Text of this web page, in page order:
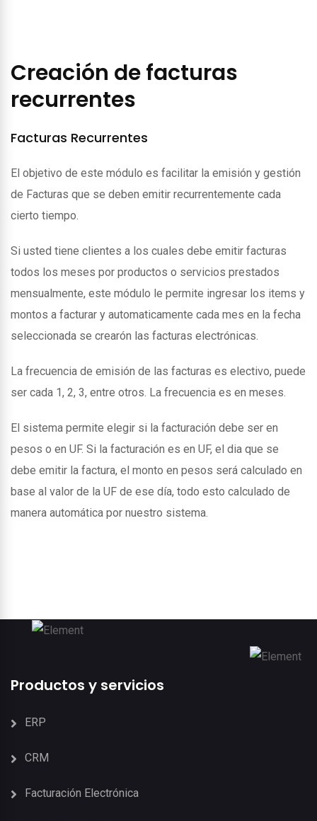
Creación de facturas
recurrentes
Facturas Recurrentes
El objetivo de este módulo es facilitar la emisión y gestión
de Facturas que se deben emitir recurrentemente cada
cierto tiempo.
Si usted tiene clientes a los cuales debe emitir facturas
todos los meses por productos o servicios prestados
mensualmente, este módulo le permite ingresar los items y
montos a facturar y automaticamente cada mes en la fecha
seleccionada se crearón las facturas electrónicas.
La frecuencia de emisión de las facturas es electivo, puede
ser cada 1, 2, 3, entre otros. La frecuencia es en meses.
El sistema permite elegir si la facturación debe ser en
pesos o en UF. Si la facturación es en UF, el dia que se
debe emitir la factura, el monto en pesos será calculado en
base al valor de la UF de ese día, todo esto calculado de
manera automática por nuestro sistema.
Productos y servicios
ERP
CRM
Facturación Electrónica